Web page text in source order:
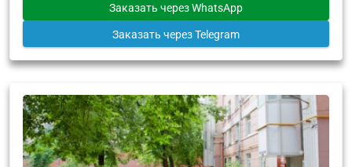
Заказать через WhatsApp
Заказать через Telegram